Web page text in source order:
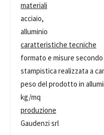
materiali
acciaio,
alluminio
caratteristiche tecniche
formato e misure secondo
stampistica realizzata a
peso del prodotto in
kg/mq
produzione
Gaudenzi srl